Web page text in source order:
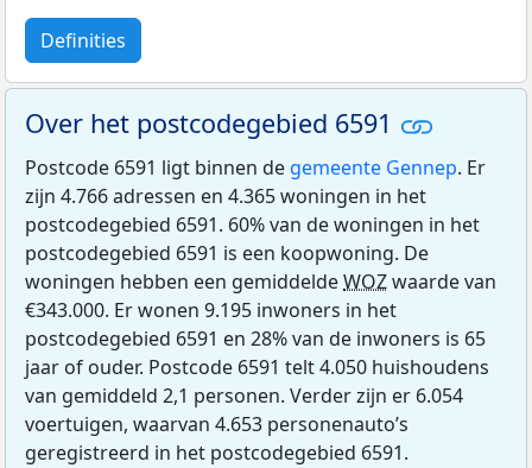
Definities
Over het postcodegebied 6591
Postcode 6591 ligt binnen de gemeente Gennep. Er
zijn 4.766 adressen en 4.365 woningen in het
postcodegebied 6591. 60% van de woningen in het
postcodegebied 6591 is een koopwoning. De
woningen hebben een gemiddeldeWOZwaarde van
€343.000. Er wonen 9.195 inwoners in het
postcodegebied 6591 en 28% van de inwoners is 65
jaar of ouder. Postcode 6591 telt 4.050 huishoudens
van gemiddeld 2,1 personen. Verder zijn er 6.054
voertuigen, waarvan 4.653 personenauto’s
geregistreerd in het postcodegebied 6591.